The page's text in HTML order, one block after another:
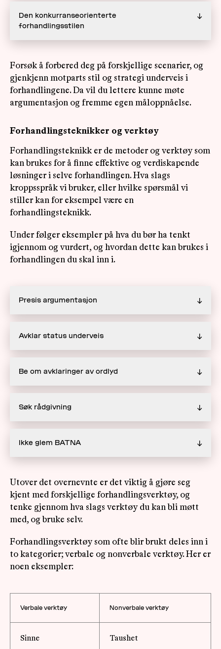
Den konkurranseorienterte
forhandlingsstilen
↓
Forsøk å forbered deg på forskjellige scenarier, og
gjenkjenn motparts stil og strategi underveis i
forhandlingene. Da vil du lettere kunne møte
argumentasjon og fremme egen måloppnåelse.
Forhandlingsteknikker og verktøy
Forhandlingsteknikk er de metoder og verktøy som
kan brukes for å finne effektive og verdiskapende
løsninger i selve forhandlingen. Hva slags
kroppsspråk vi bruker, eller hvilke spørsmål vi
stiller kan for eksempel være en
forhandlingsteknikk.
Under følger eksempler på hva du bør ha tenkt
igjennom og vurdert, og hvordan dette kan brukes i
forhandlingen du skal inn i.
Presis argumentasjon ↓
Avklar status underveis ↓
Be om avklaringer av ordlyd ↓
Søk rådgivning ↓
Ikke glem BATNA ↓
Utover det overnevnte er det viktig å gjøre seg
kjent med forskjellige forhandlingsverktøy, og
tenke gjennom hva slags verktøy du kan bli møtt
med, og bruke selv.
Forhandlingsverktøy som ofte blir brukt deles inn i
to kategorier; verbale og nonverbale verktøy. Her er
noen eksempler:
Verbale verktøy Nonverbale verktøy
Sinne Taushet